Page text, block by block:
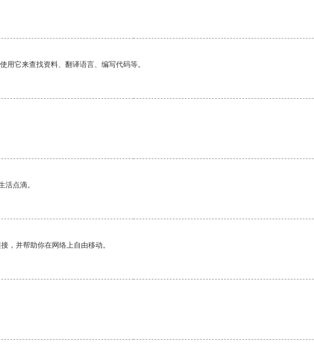
用它来查找资料、翻译语言、编写代码等。
点滴。
，并帮助你在网络上自由移动。